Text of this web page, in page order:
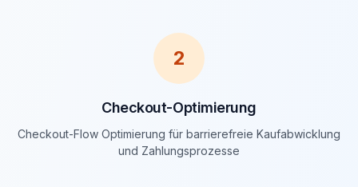
2
Checkout-Optimierung
Checkout-Flow Optimierung für barrierefreie Kaufabwicklung
und Zahlungsprozesse